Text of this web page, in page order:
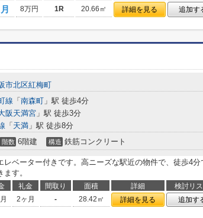
8万円 1R 20.66㎡ 詳細を見る 追加す
市北区紅梅町
線 「 南森町 」駅 徒歩4分
阪天満宮 」駅 徒歩3分
「 天満 」駅 徒歩8分
階数 6階建 構造 鉄筋コンクリート
レベーター付きです。高ニーズな駅近の物件で、徒歩4分
す。
礼金 間取り 面積 詳細
検討リス
2ヶ月 - 28.42㎡ 詳細を見る 追加す